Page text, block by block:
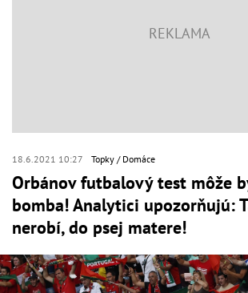
18.6.2021 10:27 Topky Domáce
Orbánov futbalový test môže
bomba! Analytici upozorňujú:
nerobí, do psej matere!